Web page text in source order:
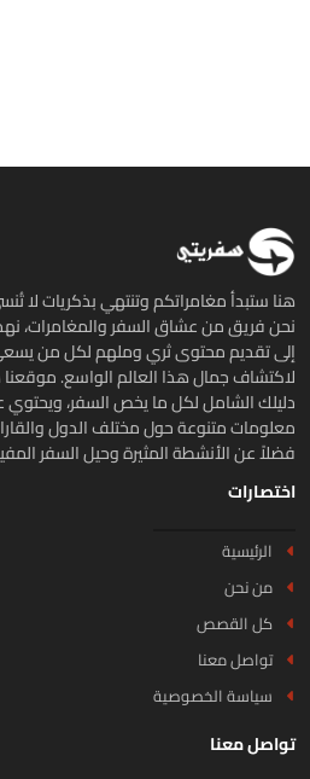
ستبدأ مغامراتكم وتنتهي بذكريات لا تُنسى.
فريق من عشاق السفر والمغامرات، نهدف
تقديم محتوى ثري وملهم لكل من يسعى
جمال هذا العالم الواسع. موقعنا هو
الشامل لكل ما يخص السفر، ويحتوي على
متنوعة حول مختلف الدول والقارات،
عن الأنشطة المثيرة وحيل السفر المفيدة.
الرئيسية
من نحن
كل القصص
تواصل معنا
سياسة الخصوصية
معنا